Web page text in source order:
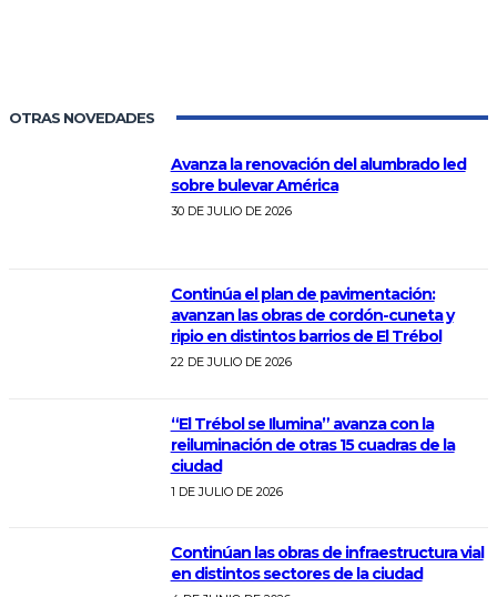
OTRAS NOVEDADES
Avanza la renovación del alumbrado led
sobre bulevar América
30 DE JULIO DE 2026
Continúa el plan de pavimentación:
avanzan las obras de cordón-cuneta y
ripio en distintos barrios de El Trébol
22 DE JULIO DE 2026
“El Trébol se Ilumina” avanza con la
reiluminación de otras 15 cuadras de la
ciudad
1 DE JULIO DE 2026
Continúan las obras de infraestructura vial
en distintos sectores de la ciudad